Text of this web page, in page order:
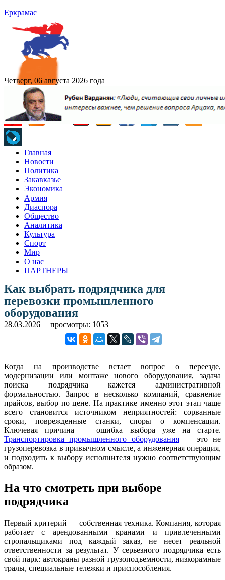
Еркрамас
Четверг, 06 августа 2026 года
Главная
Новости
Политика
Закавказье
Экономика
Армия
Диаспора
Общество
Аналитика
Культура
Спорт
Мир
О нас
ПАРТНЕРЫ
Как выбрать подрядчика для
перевозки промышленного
оборудования
28.03.2026 просмотры: 1053
Когда на производстве встает вопрос о переезде,
модернизации или монтаже нового оборудования, задача
поиска подрядчика кажется административной
формальностью. Запрос в несколько компаний, сравнение
прайсов, выбор по цене. На практике именно этот этап чаще
всего становится источником неприятностей: сорванные
сроки, поврежденные станки, споры о компенсации.
Ключевая причина — ошибка выбора уже на старте.
Транспортировка промышленного оборудования— это не
грузоперевозка в привычном смысле, а инженерная операция,
и подходить к выбору исполнителя нужно соответствующим
образом.
На что смотреть при выборе
подрядчика
Первый критерий — собственная техника. Компания, которая
работает с арендованными кранами и привлеченными
стропальщиками под каждый заказ, не несет реальной
ответственности за результат. У серьезного подрядчика есть
свой парк: автокраны разной грузоподъемности, низкорамные
тралы, специальные тележки и приспособления.